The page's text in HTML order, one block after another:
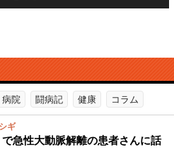
病院 闘病記 健康 コラム
ギ
急性大動脈解離の患者さんに話